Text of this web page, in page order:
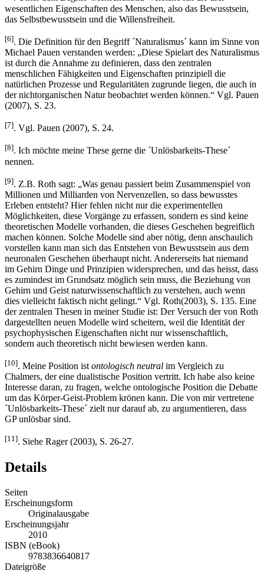
wesentlichen Eigenschaften des Menschen, also das Bewusstsein,
das Selbstbewusstsein und die Willensfreiheit.
[6]. Die Definition für den Begriff ´Naturalismus´ kann im Sinne von
Michael Pauen verstanden werden: „Diese Spielart des Naturalismus
ist durch die Annahme zu definieren, dass den zentralen
menschlichen Fähigkeiten und Eigenschaften prinzipiell die
natürlichen Prozesse und Regularitäten zugrunde liegen, die auch in
der nichtorganischen Natur beobachtet werden können.“ Vgl. Pauen
(2007), S. 23.
[7]. Vgl. Pauen (2007), S. 24.
[8]. Ich möchte meine These gerne die ´Unlösbarkeits-These´
nennen.
[9]. Z.B. Roth sagt: „Was genau passiert beim Zusammenspiel von
Millionen und Milliarden von Nervenzellen, so dass bewusstes
Erleben entsteht? Hier fehlen nicht nur die experimentellen
Möglichkeiten, diese Vorgänge zu erfassen, sondern es sind keine
theoretischen Modelle vorhanden, die dieses Geschehen begreiflich
machen können. Solche Modelle sind aber nötig, denn anschaulich
vorstellen kann man sich das Entstehen von Bewusstsein aus dem
neuronalen Geschehen überhaupt nicht. Andererseits hat niemand
im Gehirn Dinge und Prinzipien widersprechen, und das heisst, dass
es zumindest im Grundsatz möglich sein muss, die Beziehung von
Gehirn und Geist naturwissenschaftlich zu verstehen, auch wenn
dies vielleicht faktisch nicht gelingt.“ Vgl. Roth(2003), S. 135. Eine
der zentralen Thesen in meiner Studie ist: Der Versuch der von Roth
dargestellten neuen Modelle wird scheitern, weil die Identität der
psychophysischen Eigenschaften nicht nur wissenschaftlich,
sondern auch theoretisch nicht bewiesen werden kann.
[10]. Meine Position istontologisch neutral im Vergleich zu
Chalmers, der eine dualistische Position vertritt. Ich habe also keine
Interesse daran, zu fragen, welche ontologische Position die Debatte
um das Körper-Geist-Problem krönen kann. Die von mir vertretene
´Unlösbarkeits-These´ zielt nur darauf ab, zu argumentieren, dass
GP unlösbar sind.
[11]. Siehe Rager (2003), S. 26-27.
Details
Seiten
Erscheinungsform
Originalausgabe
Erscheinungsjahr
2010
ISBN (eBook)
9783836640817
Dateigröße